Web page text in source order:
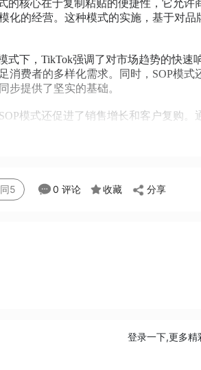
的核心在于复制粘贴的便捷性，它允
化的经营。这种模式的实施，基于对
式下，TikTok强调了对市场趋势的快
消费者的多样化需求。同时，SOP模
步提供了坚实的基础。
模式还促进了销售增长和客户复购。
5 0 评论 收藏 分享
登录一下,更多精